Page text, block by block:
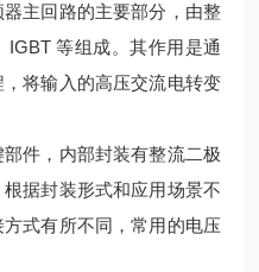
主回路的主要部分，由整
等组成。其作用是通
将输入的高压交流电转变
件，内部封装有整流二极
据封装形式和应用场景不
式有所不同，常用的电压